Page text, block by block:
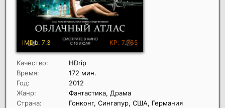
Качество:
HDrip
Время:
172 мин.
Год:
2012
Жанр:
Фантастика, Драма
Страна:
Гонконг, Сингапур, США, Германия